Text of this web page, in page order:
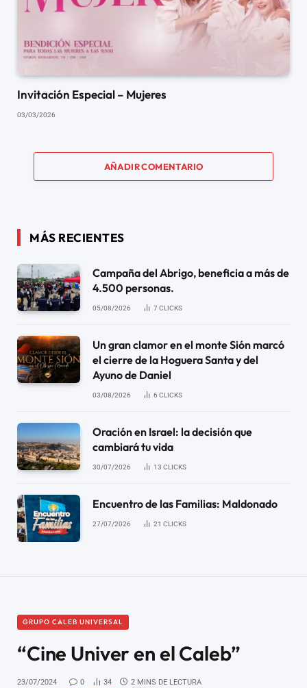
Invitación Especial – Mujeres
03/03/2026
AÑADIR COMENTARIO
MÁS RECIENTES
Campaña del Abrigo, beneficia a más de
4.500 personas.
05/08/2026 7 CLICKS
Un gran clamor en el monte Sión marcó
el cierre de la Hoguera Santa y del
Ayuno de Daniel
03/08/2026 6 CLICKS
Oración en Israel: la decisión que
cambiará tu vida
30/07/2026 13 CLICKS
Encuentro de las Familias: Maldonado
27/07/2026 21 CLICKS
GRUPO CALEB UNIVERSAL
“Cine Univer en el Caleb”
23/07/2024 0 34 2 MINS DE LECTURA